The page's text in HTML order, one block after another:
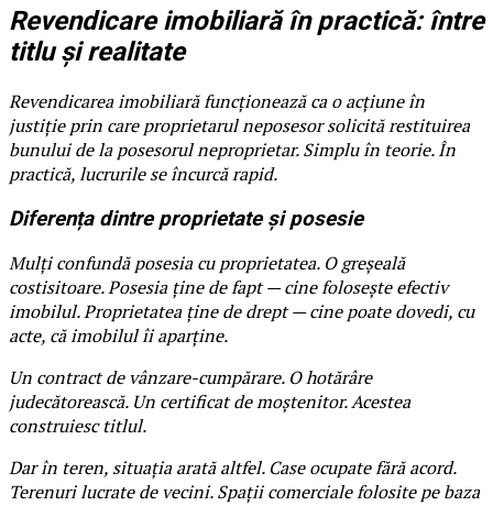
Revendicare imobiliară în practică: între
titlu și realitate
Revendicarea imobiliară funcționează ca o acțiune în
justiție prin care proprietarul neposesor solicită restituirea
bunului de la posesorul neproprietar. Simplu în teorie. În
practică, lucrurile se încurcă rapid.
Diferența dintre proprietate și posesie
Mulți confundă posesia cu proprietatea. O greșeală
costisitoare. Posesia ține de fapt — cine folosește efectiv
imobilul. Proprietatea ține de drept — cine poate dovedi, cu
acte, că imobilul îi aparține.
Un contract de vânzare-cumpărare. O hotărâre
judecătorească. Un certificat de moștenitor. Acestea
construiesc titlul.
Dar în teren, situația arată altfel. Case ocupate fără acord.
Terenuri lucrate de vecini. Spații comerciale folosite pe baza